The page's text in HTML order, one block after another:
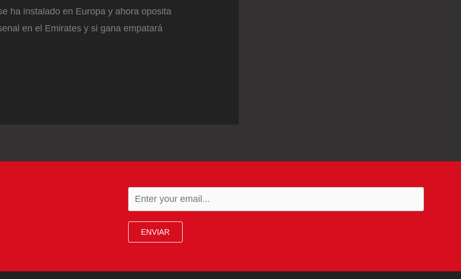
ha instalado en Europa y ahora oposita
en el Emirates y si gana empatará
ENVIAR